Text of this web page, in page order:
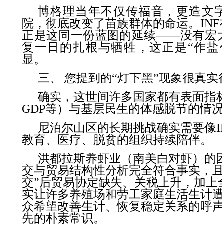
博格理当年不仅传福音，更造文
院，彻底改变了苗族群体的命运。
正是这同一份蓝图的延续——没有宏
复一日的扎根与牺牲，这正是“作
显。
三、 您提到的“灯下黑”现象很真
确实，这世间许多国家都有表面指
GDP等）与基层民生的体感脱节的情
尼泊尔山区的长期挑战确实需要像
教育、医疗、脱贫的组织持续陪伴。
洪都拉斯养虾业（南美白对虾）的
交与贸易结构性分析完全符合事实，
交”后贸易协定缺失、关税上升，加
实让许多养殖场和劳工家庭生活生计
众希望改善生计、恢复稳定关系的呼
先的朴素常识。